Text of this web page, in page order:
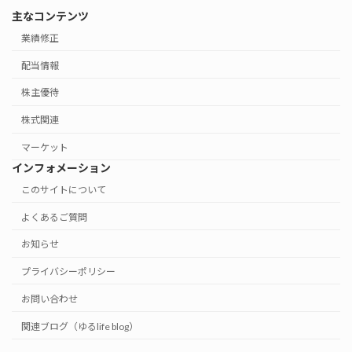
主なコンテンツ
業績修正
配当情報
株主優待
株式関連
マーケット
インフォメーション
このサイトについて
よくあるご質問
お知らせ
プライバシーポリシー
お問い合わせ
関連ブログ（ゆるlife blog）